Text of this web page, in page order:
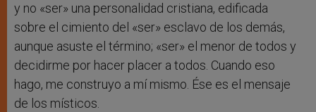
y no «ser» una personalidad cristiana, edificada
sobre el cimiento del «ser» esclavo de los demás,
aunque asuste el término; «ser» el menor de todos y
decidirme por hacer placer a todos. Cuando eso
hago, me construyo a mí mismo. Ése es el mensaje
de los místicos.